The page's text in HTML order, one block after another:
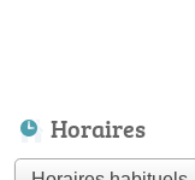
Horaires